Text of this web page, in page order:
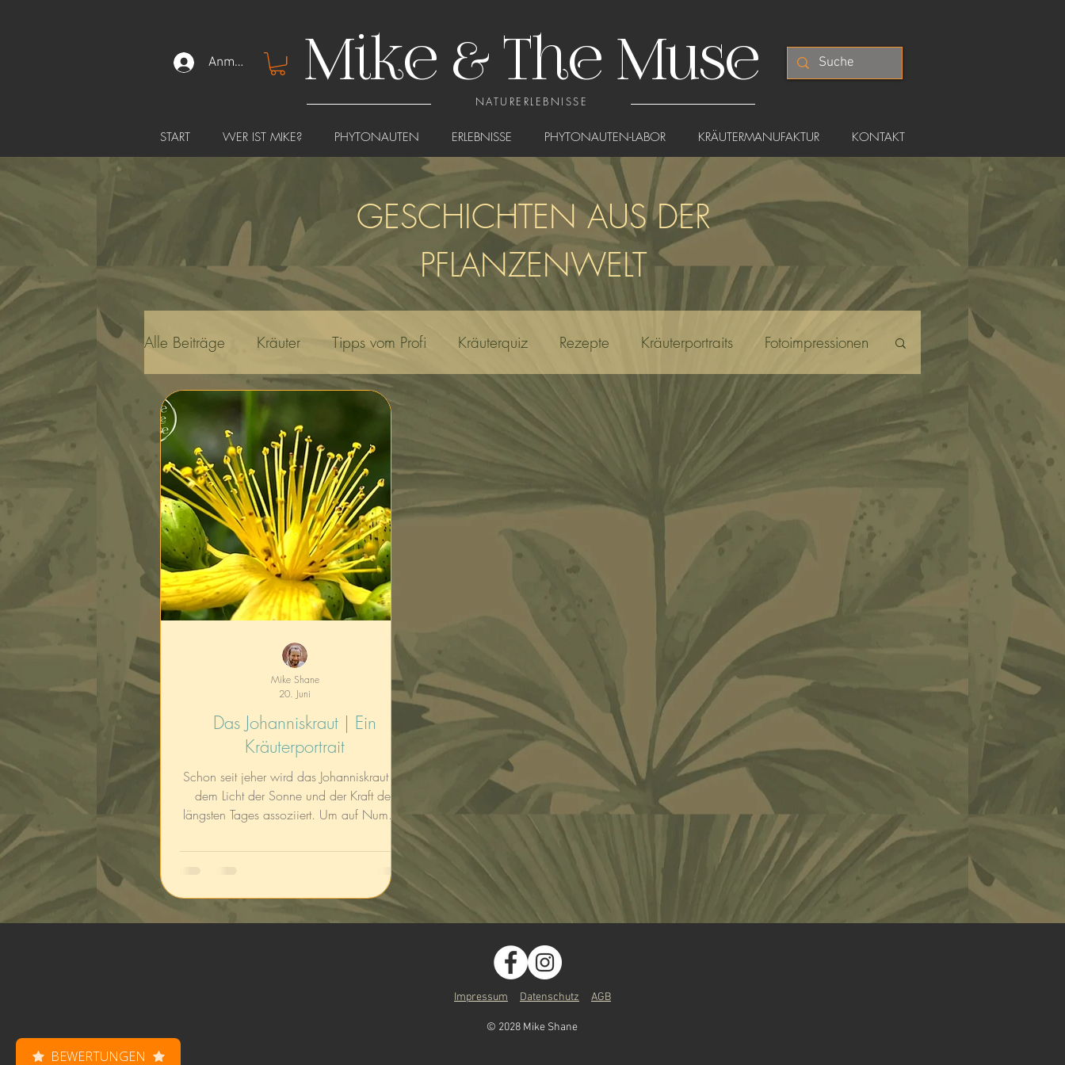
Anmelden Mike & The Muse
NATURERLEBNISSE
START WER IST MIKE? PHYTONAUTEN ERLEBNISSE PHYTONAUTEN-LABOR KRÄUTERMANUFAKTUR KONTAKT
GESCHICHTEN AUS DER
PFLANZENWELT
Alle Beiträge Kräuter Tipps vom Profi Kräuterquiz Rezepte Kräuterportraits Fotoimpressionen
Das Johanniskraut | Ein
Kräuterportrait
Schon seit jeher wird das Johanniskraut mit
dem Licht der Sonne und der Kraft des
längsten Tages assoziiert. Um auf Nummer
Mike Shane
20. Juni
Impressum Datenschutz AGB
© 2028 Mike Shane
BEWERTUNGEN